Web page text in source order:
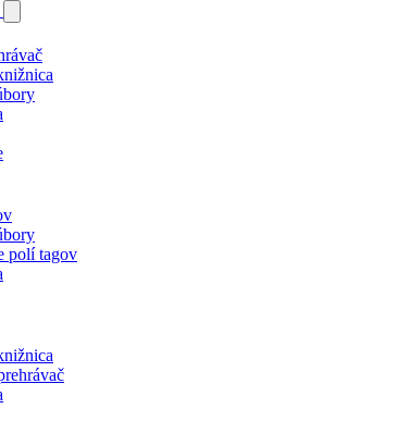
polí tagov